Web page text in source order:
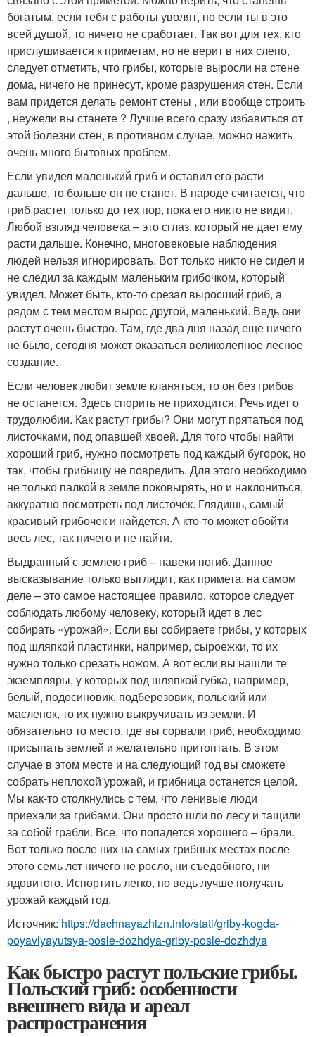
богатым, если тебя с работы уволят, но если ты в это
всей душой, то ничего не сработает. Так вот для тех, кто
прислушивается к приметам, но не верит в них слепо,
следует отметить, что грибы, которые выросли на стене
дома, ничего не принесут, кроме разрушения стен. Если
вам придется делать ремонт стены , или вообще строить
, неужели вы станете ? Лучше всего сразу избавиться от
этой болезни стен, в противном случае, можно нажить
очень много бытовых проблем.
Если увидел маленький гриб и оставил его расти
дальше, то больше он не станет. В народе считается, что
гриб растет только до тех пор, пока его никто не видит.
Любой взгляд человека – это сглаз, который не дает ему
расти дальше. Конечно, многовековые наблюдения
людей нельзя игнорировать. Вот только никто не сидел и
не следил за каждым маленьким грибочком, который
увидел. Может быть, кто-то срезал выросший гриб, а
рядом с тем местом вырос другой, маленький. Ведь они
растут очень быстро. Там, где два дня назад еще ничего
не было, сегодня может оказаться великолепное лесное
создание.
Если человек любит земле кланяться, то он без грибов
не останется. Здесь спорить не приходится. Речь идет о
трудолюбии. Как растут грибы? Они могут прятаться под
листочками, под опавшей хвоей. Для того чтобы найти
хороший гриб, нужно посмотреть под каждый бугорок, но
так, чтобы грибницу не повредить. Для этого необходимо
не только палкой в земле поковырять, но и наклониться,
аккуратно посмотреть под листочек. Глядишь, самый
красивый грибочек и найдется. А кто-то может обойти
весь лес, так ничего и не найти.
Выдранный с землею гриб – навеки погиб. Данное
высказывание только выглядит, как примета, на самом
деле – это самое настоящее правило, которое следует
соблюдать любому человеку, который идет в лес
собирать «урожай». Если вы собираете грибы, у которых
под шляпкой пластинки, например, сыроежки, то их
нужно только срезать ножом. А вот если вы нашли те
экземпляры, у которых под шляпкой губка, например,
белый, подосиновик, подберезовик, польский или
масленок, то их нужно выкручивать из земли. И
обязательно то место, где вы сорвали гриб, необходимо
присыпать землей и желательно притоптать. В этом
случае в этом месте и на следующий год вы сможете
собрать неплохой урожай, и грибница останется целой.
Мы как-то столкнулись с тем, что ленивые люди
приехали за грибами. Они просто шли по лесу и тащили
за собой грабли. Все, что попадется хорошего – брали.
Вот только после них на самых грибных местах после
этого семь лет ничего не росло, ни съедобного, ни
ядовитого. Испортить легко, но ведь лучше получать
урожай каждый год.
Источник: https://dachnayazhizn.info/stati/griby-kogda-
poyavlyayutsya-posle-dozhdya-griby-posle-dozhdya
Как быстро растут польские грибы.
Польский гриб: особенности
внешнего вида и ареал
распространения